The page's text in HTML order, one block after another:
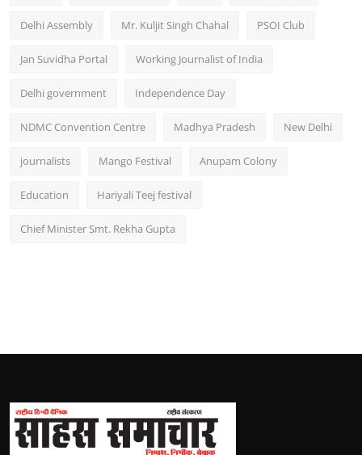
Delhi Assembly Mr. Kuljit Singh Chahal PSOI Club
Jan Suvidha Portal Working Journalist of India
Delhi government Independence Day
NDMC Convention Centre Madhya Pradesh New Delhi
journalists Mango Festival Anupam Colony
Education Hariyali Teej festival
Chief Minister Smt. Rekha Gupta